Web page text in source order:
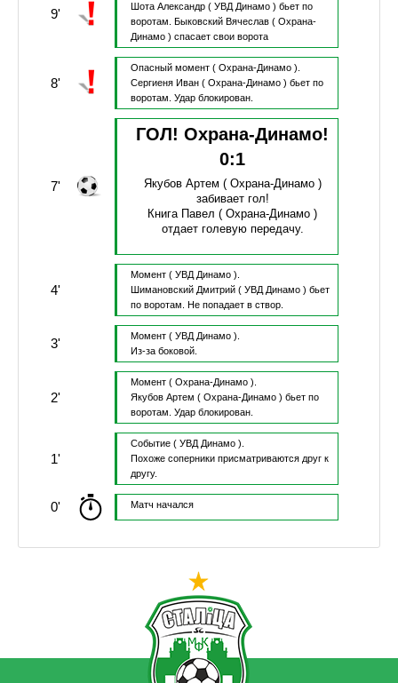
9'
Шота Александр( УВД Динамо ) бьет по
воротам.
Быковский Вячеслав( Охрана-
Динамо ) спасает свои ворота
8'
Опасный момент ( Охрана-Динамо ).
Сергиеня Иван( Охрана-Динамо ) бьет по
воротам. Удар блокирован.
7'
ГОЛ! Охрана-Динамо!
0:1
Якубов Артем ( Охрана-Динамо )
забивает гол!
Книга Павел ( Охрана-Динамо )
отдает голевую передачу.
4'
Момент ( УВД Динамо ).
Шимановский Дмитрий( УВД Динамо ) бьет
по воротам.
Не попадает в створ.
3' Момент ( УВД Динамо ).
Из-за боковой.
2'
Момент ( Охрана-Динамо ).
Якубов Артем ( Охрана-Динамо ) бьет по
воротам. Удар блокирован.
1'
Событие ( УВД Динамо ).
Похоже соперники присматриваются друг к
другу.
0' Матч начался